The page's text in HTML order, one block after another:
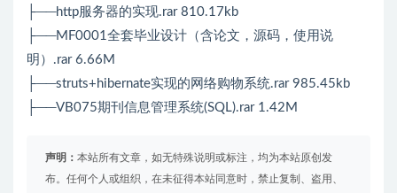
├──http服务器的实现.rar 810.17kb
├──MF0001全套毕业设计（含论文，源码，使用说
明）.rar 6.66M
├──struts+hibernate实现的网络购物系统.rar 985.45kb
├──VB075期刊信息管理系统(SQL).rar 1.42M
声明： 本站所有文章，如无特殊说明或标注，均为本站原创发
布。任何个人或组织，在未征得本站同意时，禁止复制、盗用、